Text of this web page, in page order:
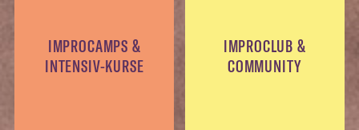
IMPROCAMPS &
INTENSIV-KURSE
IMPROCLUB &
COMMUNITY